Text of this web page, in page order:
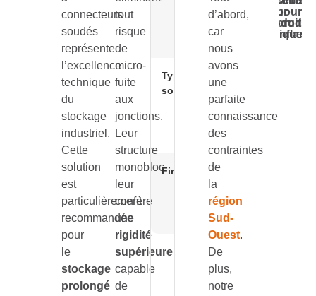
connecteurs
soudés
représente
l’excellence
technique
du
stockage
industriel.
Cette
solution
est
particulièrement
recommandée
pour
le
stockage
prolongé
tout
risque
de
micro-
fuite
aux
jonctions.
Leur
structure
monobloc
leur
confère
une
rigidité
supérieure,
capable
de
ou sur
mesure selon
vos cuves
Type de
soudure
robotisée
avec test
Finition
résistance ou
d’abord,
car
nous
avons
une
parfaite
connaissance
des
contraintes
de
la
région
Sud-
Ouest.
De
plus,
notre
pour
produits
toxiques
pour